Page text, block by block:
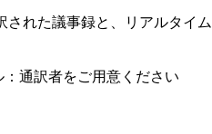
れた議事録と、リアルタイム
通訳者をご用意ください